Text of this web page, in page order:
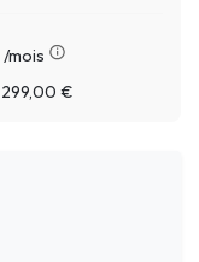
/mois
299,00 €